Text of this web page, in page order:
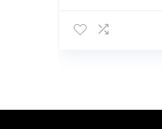
Erweiterbarem